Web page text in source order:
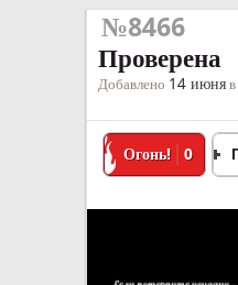
№8466
Проверена
Добавлено 14 июня
Огонь! 0